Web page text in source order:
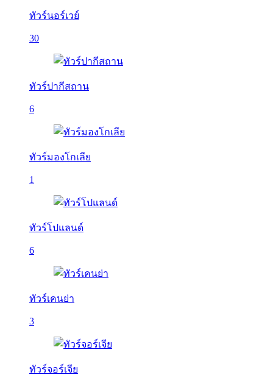
ทัวร์นอร์เวย์
30
ทัวร์ปากีสถาน
6
ทัวร์มองโกเลีย
1
ทัวร์โปแลนด์
6
ทัวร์เคนย่า
3
ทัวร์จอร์เจีย